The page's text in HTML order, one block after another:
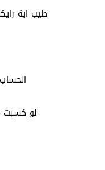
طيب اية
لو كسبت